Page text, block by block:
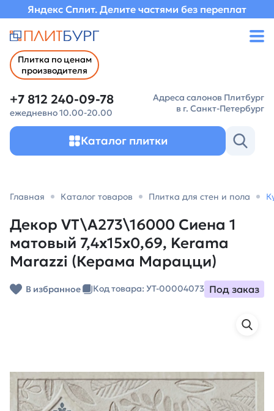
Яндекс Сплит. Делите частями без переплат
Плитка по ценам
производителя
+7 812 240-09-78
ежедневно 10.00-20.00
Адреса салонов Плитбург
в г. Санкт-Петербург
Каталог плитки
Главная Каталог товаров Плитка для стен и пола
Декор VT\A273\16000 Сиена 1
матовый 7,4x15x0,69, Kerama
Marazzi (Керама Марацци)
В избранное Код товара: УТ-00004073 Под заказ